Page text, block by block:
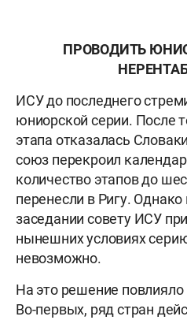
ПРОВОДИТЬ
ИСУ до последнего
юниорской серии. После
этапа отказалась
союз перекроил
количество этапов до
перенесли в Ригу.
заседании совету ИСУ
нынешних условиях
невозможно.
На это решение
Во-первых, ряд стран